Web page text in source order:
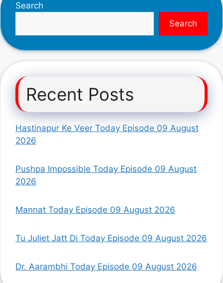
Search
Search
Recent Posts
Hastinapur Ke Veer Today Episode 09 August
2026
Pushpa Impossible Today Episode 09 August
2026
Mannat Today Episode 09 August 2026
Tu Juliet Jatt Di Today Episode 09 August 2026
Dr. Aarambhi Today Episode 09 August 2026